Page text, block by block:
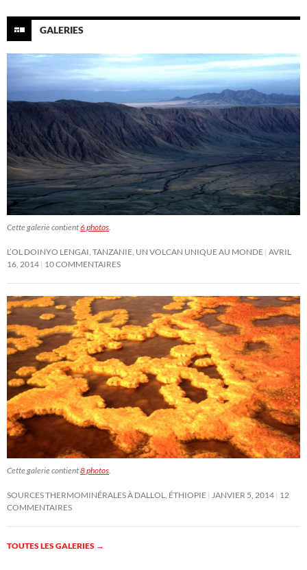
GALERIES
Cette galerie contient6 photos.
L’OL DOINYO LENGAI, TANZANIE, UN VOLCAN UNIQUE AU MONDE AVRIL
16, 2014 10 COMMENTAIRES
Cette galerie contient8 photos.
SOURCES THERMOMINÉRALES À DALLOL, ÉTHIOPIE JANVIER 5, 2014 12
COMMENTAIRES
TOUTES LES GALERIES →